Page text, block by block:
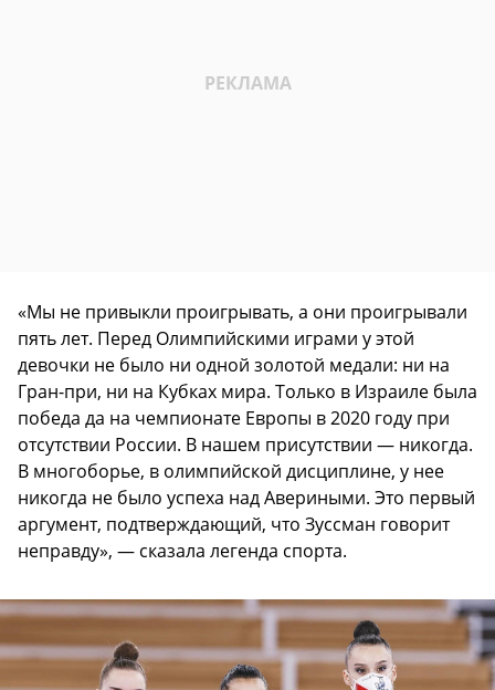
«Мы не привыкли проигрывать, а они проигрывали
пять лет. Перед Олимпийскими играми у этой
девочки не было ни одной золотой медали: ни на
Гран-при, ни на Кубках мира. Только в Израиле была
победа да на чемпионате Европы в 2020 году при
отсутствии России. В нашем присутствии — никогда.
В многоборье, в олимпийской дисциплине, у нее
никогда не было успеха над Авериными. Это первый
аргумент, подтверждающий, что Зуссман говорит
неправду», — сказала легенда спорта.